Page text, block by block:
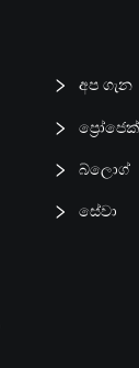
අප ගැන
බ්ලොග්
සේවා